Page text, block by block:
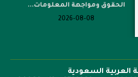
الحقوق ومواجهة المعلومات...
2026-08-08
العربية السعودية